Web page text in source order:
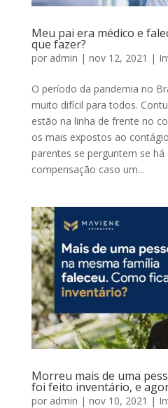
Meu pai era médico e
que fazer?
por admin | nov 12, 2021 |
O período da pandemia no
muito difícil para todos.
estão na linha de frente no
os mais expostos ao
parentes se perguntem se
compensação caso um...
Morreu mais de uma
foi feito inventário, e
por admin | nov 10, 2021 |